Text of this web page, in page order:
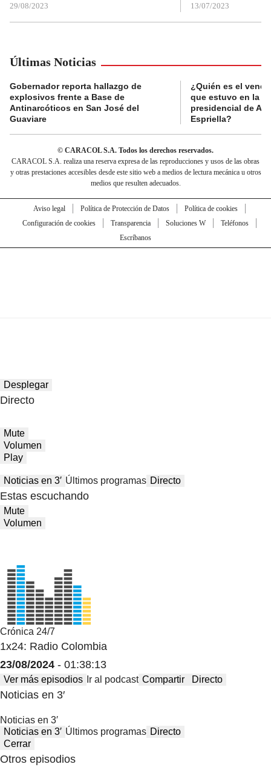
29/08/2023 13/07/2023
Últimas Noticias
Gobernador reporta hallazgo de
explosivos frente a Base de
Antinarcóticos en San José del
Guaviare
¿Quién es el
que estuvo en la
presidencial de
Espriella?
© CARACOL S.A. Todos los derechos reservados.
CARACOL S.A. realiza una reserva expresa de las reproducciones y usos de las obras
y otras prestaciones accesibles desde este sitio web a medios de lectura mecánica u otros
medios que resulten adecuados.
Aviso legal Política de Protección de Datos
Política de cookies
Configuración de cookies
Transparencia Soluciones W
Teléfonos
Escríbanos
Desplegar
Directo
Mute
Volumen
Play
Noticias en 3′ Últimos programas Directo
Estas escuchando
Mute
Volumen
Crónica 24/7
1x24: Radio Colombia
23/08/2024 - 01:38:13
Ver más episodios Ir al podcast Compartir Directo
Noticias en 3′
Noticias en 3′
Noticias en 3′ Últimos programas Directo
Cerrar
Otros episodios